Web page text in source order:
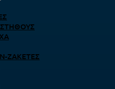
ΖΑΚΈΤΕΣ